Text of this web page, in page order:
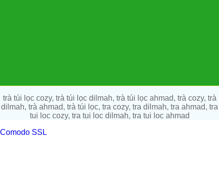
trà túi lọc cozy, trà túi lọc dilmah, trà túi lọc ahmad, trà cozy, trà
dilmah, trà ahmad, trà túi lọc, tra cozy, tra dilmah, tra ahmad, tra
tui loc cozy, tra tui loc dilmah, tra tui loc ahmad
Comodo SSL